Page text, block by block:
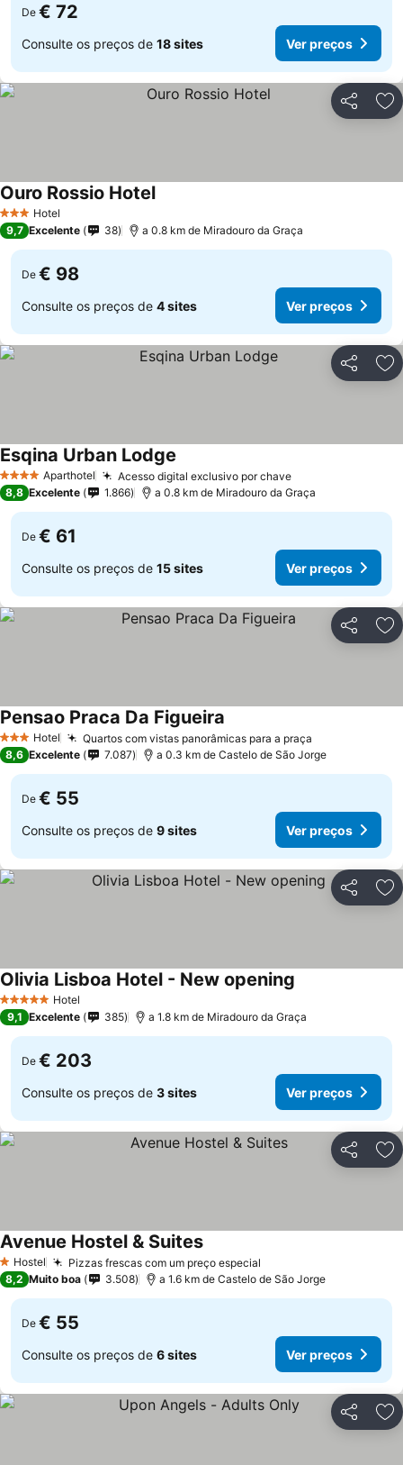
De € 72
Consulte os preços de 18 sites Ver preços
Partilhar
3 EstrelasHotel
Ouro Rossio Hotel
9,7 Excelente 38 a 0.8 km de Miradouro da Graça
De € 98
Consulte os preços de 4 sites Ver preços
Partilhar
4 EstrelasAparthotel Acesso digital exclusivo por chave
Esqina Urban Lodge
8,8 Excelente 1.866 a 0.8 km de Miradouro da Graça
De € 61
Consulte os preços de 15 sites Ver preços
Partilhar
3 EstrelasHotel Quartos com vistas panorâmicas para a praça
Pensao Praca Da Figueira
8,6 Excelente 7.087 a 0.3 km de Castelo de São Jorge
De € 55
Consulte os preços de 9 sites Ver preços
Partilhar
5 Estrelas Hotel
Olivia Lisboa Hotel - New opening
9,1 Excelente 385 a 1.8 km de Miradouro da Graça
De € 203
Consulte os preços de 3 sites Ver preços
Partilhar
1 Estrelas
Hostel Pizzas frescas com um preço especial
Avenue Hostel & Suites
8,2 Muito boa 3.508 a 1.6 km de Castelo de São Jorge
De € 55
Consulte os preços de 6 sites Ver preços
Partilhar